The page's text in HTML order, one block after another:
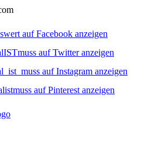
auf Facebook anzeigen
auf Twitter anzeigen
auf Instagram anzeigen
auf Pinterest anzeigen